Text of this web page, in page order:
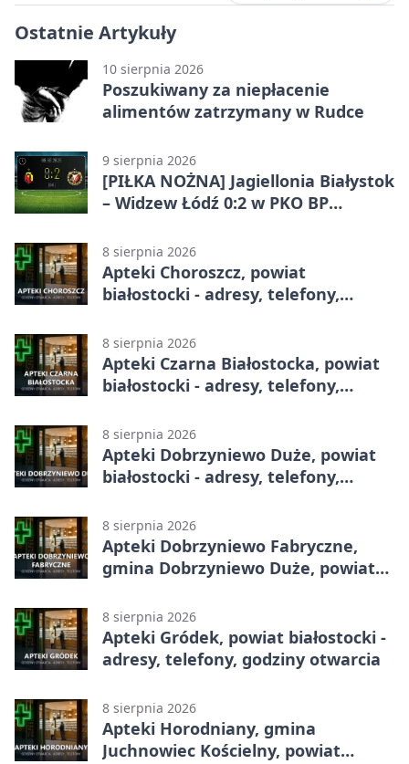
Ostatnie Artykuły
10 sierpnia 2026
Poszukiwany za niepłacenie
alimentów zatrzymany w Rudce
9 sierpnia 2026
[PIŁKA NOŻNA] Jagiellonia Białystok
– Widzew Łódź 0:2 w PKO BP
zmieniły mecz
8 sierpnia 2026
Apteki Choroszcz, powiat
białostocki - adresy, telefony,
8 sierpnia 2026
Apteki Czarna Białostocka, powiat
białostocki - adresy, telefony,
8 sierpnia 2026
Apteki Dobrzyniewo Duże, powiat
białostocki - adresy, telefony,
8 sierpnia 2026
Apteki Dobrzyniewo Fabryczne,
gmina Dobrzyniewo Duże, powiat
godziny otwarcia
8 sierpnia 2026
Apteki Gródek, powiat białostocki -
adresy, telefony, godziny otwarcia
8 sierpnia 2026
Apteki Horodniany, gmina
Juchnowiec Kościelny, powiat